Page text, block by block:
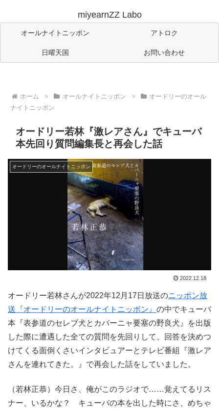
miyearnZZ Labo
オールナイトニッポン アトロク
日曜天国 お問い合わせ
ホーム オールナイトニッポン
オードリーのオール
ナイトニッポン
オードリー若林『激レアさん』でキューバ
本先回り質問編集長と再会した話
オードリーのオールナイトニッポン
2022.12.18
オードリー若林さんが2022年12月17日放送のニッポン放
送『オードリーのオールナイトニッポン』 の中でキューバ
本『表参道のセレブ犬とカバーニャ要塞の野良犬』を出版
した際に遭遇した全ての質問を先回りして、回答を決めつ
けてくる面倒くさいインタビュアーとテレビ番組『激レア
さんを連れてきた。』で再会した話をしていました。
（若林正恭）今日さ、俺がこのラジオで……覚えてるリス
ナー、いるかな？ キューバの本を出した時にさ、めちゃ